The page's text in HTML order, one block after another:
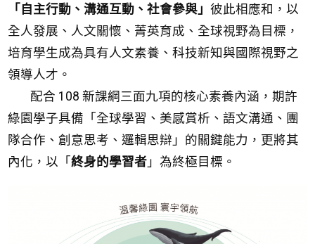
「 自主行動、溝通互動、社會參與」 彼此相應和，以
全人發展、人文關懷、菁英育成、全球視野為目標，
培育學生成為具有人文素養、科技新知與國際視野之
領導人才。
配合 108 新課綱三面九項的核心素養內涵，期許
綠園學子具備「全球學習、美感賞析、語文溝通、團
隊合作、創意思考、邏輯思辯」的關鍵能力，更將其
內化，以「 終身的學習者」為終極目標。